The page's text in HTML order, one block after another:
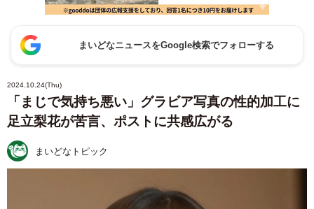
まいどなニュースをGoogle検索でフォローする
2024.10.24(Thu)
「まじで気持ち悪い」グラビア写真の性的加工に
足立梨花が苦言、ポストに共感広がる
まいどなトピック